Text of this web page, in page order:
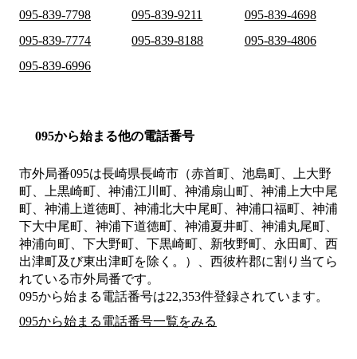
095-839-7798
095-839-9211
095-839-4698
095-839-7774
095-839-8188
095-839-4806
095-839-6996
095から始まる他の電話番号
市外局番095は長崎県長崎市（赤首町、池島町、上大野
町、上黒崎町、神浦江川町、神浦扇山町、神浦上大中尾
町、神浦上道徳町、神浦北大中尾町、神浦口福町、神浦
下大中尾町、神浦下道徳町、神浦夏井町、神浦丸尾町、
神浦向町、下大野町、下黒崎町、新牧野町、永田町、西
出津町及び東出津町を除く。）、西彼杵郡に割り当てら
れている市外局番です。
095から始まる電話番号は22,353件登録されています。
095から始まる電話番号一覧をみる